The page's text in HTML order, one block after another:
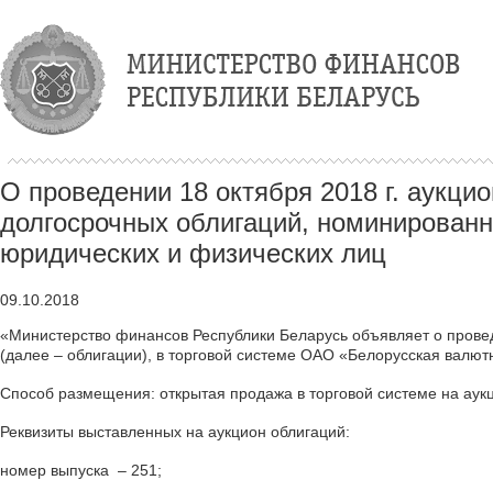
О проведении 18 октября 2018 г.
долгосрочных облигаций,
юридических и физических лиц
09.10.2018
«Министерство финансов Республики Беларусь объявляет о
(далее – облигации), в торговой системе ОАО «Белорусская
Способ размещения: открытая продажа в торговой системе на
Реквизиты выставленных на аукцион облигаций:
номер выпуска – 251 ;